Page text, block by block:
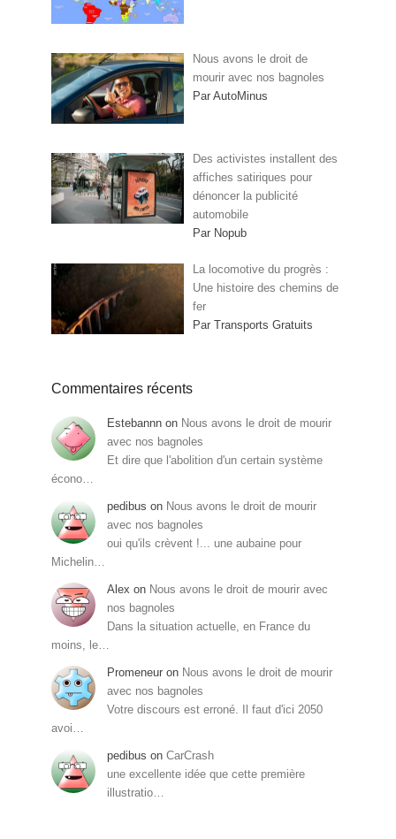
Nous avons le droit de
mourir avec nos bagnoles
Par AutoMinus
Des activistes installent des
affiches satiriques pour
dénoncer la publicité
automobile
Par Nopub
La locomotive du progrès :
Une histoire des chemins de
fer
Par Transports Gratuits
Commentaires récents
Estebannn on Nous avons le droit de mourir
avec nos bagnoles
Et dire que l'abolition d'un certain système
écono…
pedibus on Nous avons le droit de mourir
avec nos bagnoles
oui qu'ils crèvent !... une aubaine pour
Michelin…
Alex on Nous avons le droit de mourir avec
nos bagnoles
Dans la situation actuelle, en France du
moins, le…
Promeneur on Nous avons le droit de mourir
avec nos bagnoles
Votre discours est erroné. Il faut d'ici 2050
avoi…
pedibus on CarCrash
une excellente idée que cette première
illustratio…